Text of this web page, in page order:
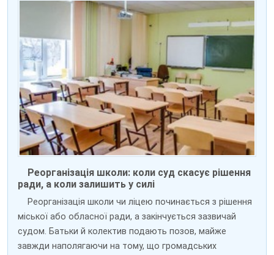
Реорганізація школи: коли суд скасує рішення
ради, а коли залишить у силі
Реорганізація школи чи ліцею починається з рішення
міської або обласної ради, а закінчується зазвичай
судом. Батьки й колектив подають позов, майже
завжди наполягаючи на тому, що громадських